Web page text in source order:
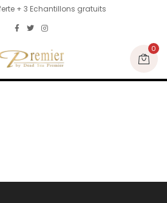
+ 3 Echantillons gratuits
0